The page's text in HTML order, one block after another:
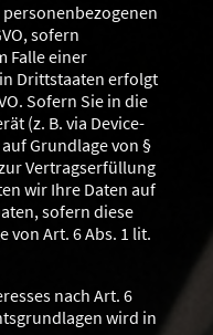
sofern
Falle einer
Drittstaaten erfolgt
Sofern Sie in die
(z. B. via Device-
Grundlage von §
Vertragserfüllung
wir Ihre Daten auf
sofern diese
Art. 6 Abs. 1 lit.
nach Art. 6
wird in